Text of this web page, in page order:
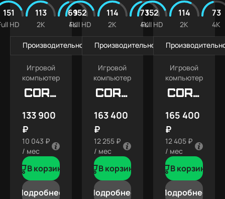
151
HD
113
2K
69
4K
Производительность в играх
Игровой
компьютер
Core
X5
133 900
₽
10 043 ₽
/ мес
В корзину
Подробнее
152
Full HD
114
2K
73
4K
Производительность в играх
Игровой
компьютер
Core
X7
163 400
₽
12 255 ₽
/ мес
В корзину
Подробнее
152
Full HD
114
2K
73
4K
Игровой
компьютер
Core
X7
SNOW
165 400
₽
12 405 ₽
/ мес
В корзину
Подробнее